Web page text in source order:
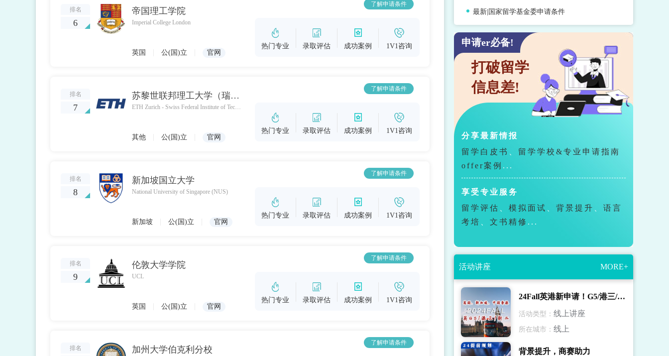
排名
6
帝国理工学院
Imperial College London
英国 公(国)立 官网
了解申请条件
热门专业 录取评估 成功案例 1V1咨询
排名
7
苏黎世联邦理工大学（瑞士联邦理工学院）
ETH Zurich - Swiss Federal Institute of Technology
其他 公(国)立 官网
了解申请条件
热门专业 录取评估 成功案例 1V1咨询
排名
8
新加坡国立大学
National University of Singapore (NUS)
新加坡 公(国)立 官网
了解申请条件
热门专业 录取评估 成功案例 1V1咨询
排名
9
伦敦大学学院
UCL
英国 公(国)立 官网
了解申请条件
热门专业 录取评估 成功案例 1V1咨询
排名 加州大学伯克利分校
了解申请条件
最新|国家留学基金委申请条件
申请er必备!
打破留学
信息差!
分享最新情报
留学白皮书
留学学校&专业申请指南
offer案例 ...
享受专业服务
留学评估
模拟面试 背景提升
语言
考培
文书精修 ...
活动讲座 MORE+
24Fall英港新申请！G5/港三/新二录取解读
活动类型： 线上讲座
所在城市： 线上
背景提升，商赛助力